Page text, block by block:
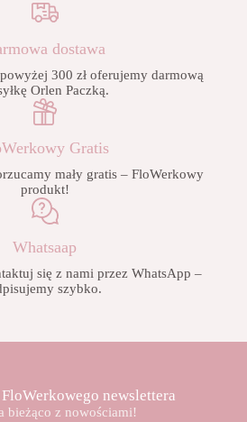
dostawa
300 zł oferujemy darmową
Orlen Paczką.
Gratis
mały gratis – FloWerkowy
produkt!
Whatsaap
się z nami przez WhatsApp –
szybko.
newslettera
bieżąco z nowościami!